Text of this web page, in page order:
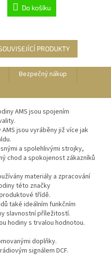
Do košíku
PRODUKTY
Bezpečný nákup
AMS jsou spojením
jsou vyráběny již více jak
a spolehlivými strojky,
chod a spokojenost zákazníků
materiály a zpracování
této značky
třídě.
také ideálním funkčním
slavnostní příležitostí.
hodiny s trvalou hodnotou.
doplňky.
signálem DCF.